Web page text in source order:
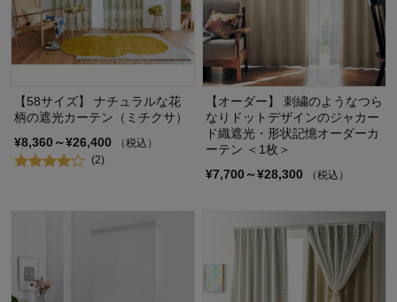
【58サイズ】 ナチュラルな花
柄の遮光カーテン（ミチクサ）
¥8,360～¥26,400
（税込）
(2)
【オーダー】 刺繍のようなつら
なりドットデザインのジャカー
ド織遮光・形状記憶オーダーカ
ーテン ＜1枚＞
¥7,700～¥28,300
（税込）